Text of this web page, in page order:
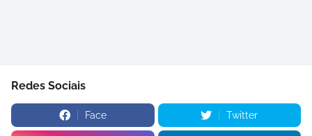
Redes Sociais
Face Twitter